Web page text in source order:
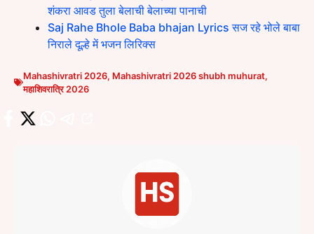
शंकरा आवड तुला बेलाची बेलाच्या पानाची
Saj Rahe Bhole Baba bhajan Lyrics सज रहे भोले बाबा
निराले दूल्हे में भजन लिरिक्स
Mahashivratri 2026, Mahashivratri 2026 shubh muhurat,
महाशिवरात्रि 2026